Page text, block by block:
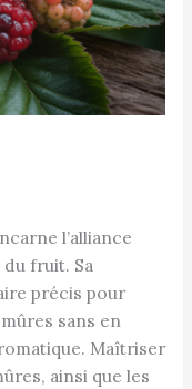
l’alliance
fruit. Sa
précis pour
sans en
Maîtriser
ainsi que les